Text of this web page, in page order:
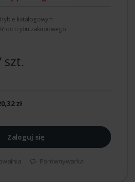
katalogowym.
do trybu zakupowego.
zł
Zaloguj się
Porównywarka